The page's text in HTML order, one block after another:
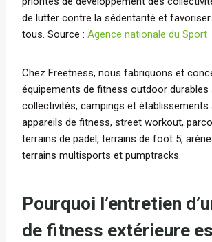
de lutter contre la sédentarité et
tous. Source : Agence nationale du Sport
Chez Freetness, nous fabriquons et
équipements de fitness outdoor durables
collectivités, campings et établissements
appareils de fitness, street workout,
terrains de padel, terrains de foot 5,
terrains multisports et pumptracks.
Pourquoi l’entretien
de fitness extérieure